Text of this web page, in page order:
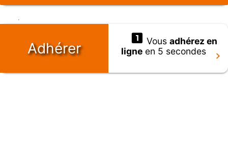
Adhérer Vousadhérez en
ligneen 5 secondes